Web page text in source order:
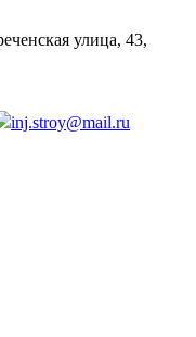
улица, 43,
inj.stroy@mail.ru